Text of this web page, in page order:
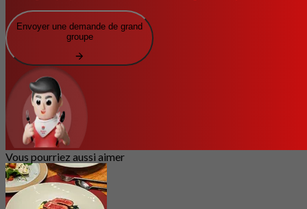
Envoyer une demande de grand
groupe
Vous pourriez aussi aimer